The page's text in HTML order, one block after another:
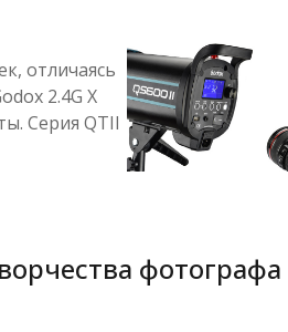
отличаясь
2.4G X
Серия QTII
фотографа